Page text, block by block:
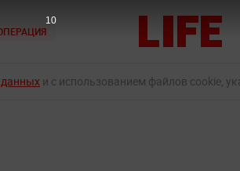
и с использованием файлов cookie,
9